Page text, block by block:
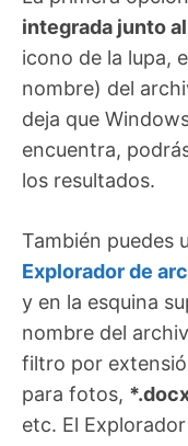
integrada junto
icono de la lupa,
nombre) del
deja que
encuentra,
los resultados.
También puedes
Explorador de
y en la esquina
nombre del
filtro por
para fotos,
etc. El